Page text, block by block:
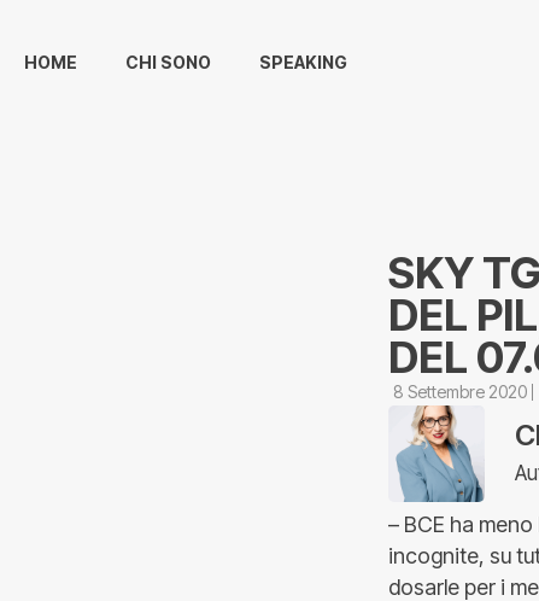
HOME CHI SONO SPEAKING
SKY
DEL
DEL
8 Settembre 2020
– BCE ha
incognite, su
dosarle per i